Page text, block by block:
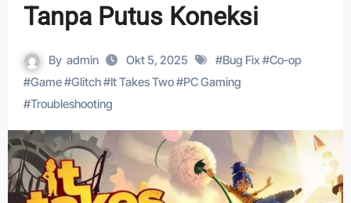
Tanpa Putus Koneksi
By admin Okt 5, 2025 #Bug Fix #Co-op
#Game#Glitch#It Takes Two#PC Gaming
#Troubleshooting